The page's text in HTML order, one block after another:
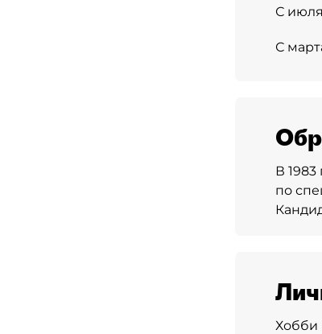
С
С
В
по
Хобби